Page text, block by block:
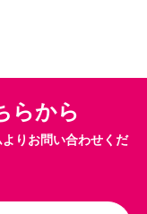
らから
りお問い合わせくだ